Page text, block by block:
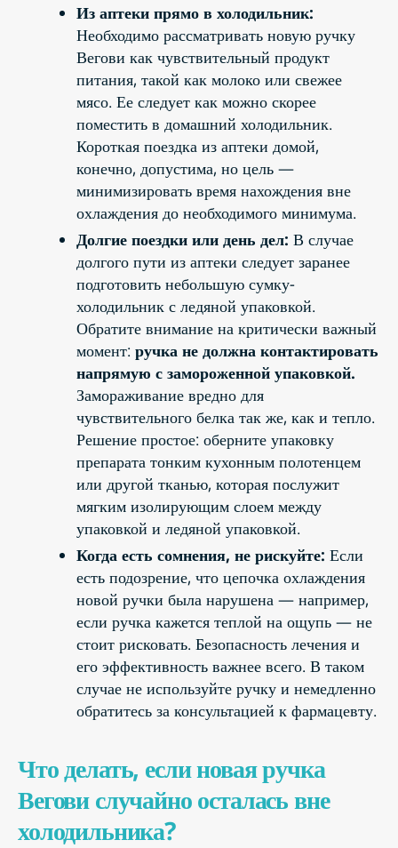
Из аптеки прямо в холодильник:
Необходимо рассматривать новую ручку
Вегови как чувствительный продукт
питания, такой как молоко или свежее
мясо. Ее следует как можно скорее
поместить в домашний холодильник.
Короткая поездка из аптеки домой,
конечно, допустима, но цель —
минимизировать время нахождения вне
охлаждения до необходимого минимума.
Долгие поездки или день дел: В случае
долгого пути из аптеки следует заранее
подготовить небольшую сумку-
холодильник с ледяной упаковкой.
Обратите внимание на критически важный
момент: ручка не должна контактировать
напрямую с замороженной упаковкой.
Замораживание вредно для
чувствительного белка так же, как и тепло.
Решение простое: оберните упаковку
препарата тонким кухонным полотенцем
или другой тканью, которая послужит
мягким изолирующим слоем между
упаковкой и ледяной упаковкой.
Когда есть сомнения, не рискуйте: Если
есть подозрение, что цепочка охлаждения
новой ручки была нарушена — например,
если ручка кажется теплой на ощупь — не
стоит рисковать. Безопасность лечения и
его эффективность важнее всего. В таком
случае не используйте ручку и немедленно
обратитесь за консультацией к фармацевту.
Что делать, если новая ручка
Вегови случайно осталась вне
холодильника?